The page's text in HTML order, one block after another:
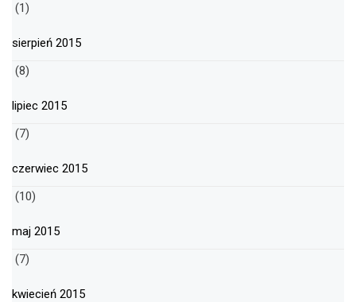
(1)
sierpień 2015
(8)
lipiec 2015
(7)
czerwiec 2015
(10)
maj 2015
(7)
kwiecień 2015